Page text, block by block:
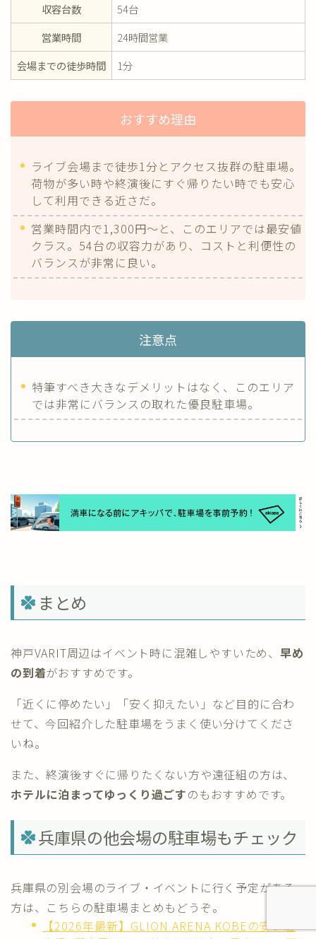
収容台数
54台
営業時間
24時間営業
会場までの徒歩時間
1分
おすすめ理由
ライブ会場まで徒歩1分とアクセス抜群の駐車場。
荷物が多い時や終演後にすぐ帰りたい時でも安心
して利用できる近さだ。
営業時間内で1,300円〜と、このエリアでは最安値
クラス。54台の収容力があり、コストと利便性の
バランスが非常に良い。
注意点
特筆すべき大きなデメリットはなく、このエリア
では非常にバランスの取れた優良駐車場。
まとめ
神戸VARIT周辺はイベント時に混雑しやすいため、 早め
の到着がおすすめです。
「近くに停めたい」「安く抑えたい」など目的に合わ
せて、今回紹介した駐車場をうまく使い分けてくださ
いね。
また、終演後すぐに帰りたくない方や遠征組の方は、
ホテルに泊まってゆっくり過ごすのもおすすめです。
兵庫県の他会場の駐車場もチェック
兵庫県の別会場のライブ・イベントに行く予定がある
方は、こちらの駐車場まとめもどうぞ。
【2026年最新】GLION ARENA KOBEの安い駐